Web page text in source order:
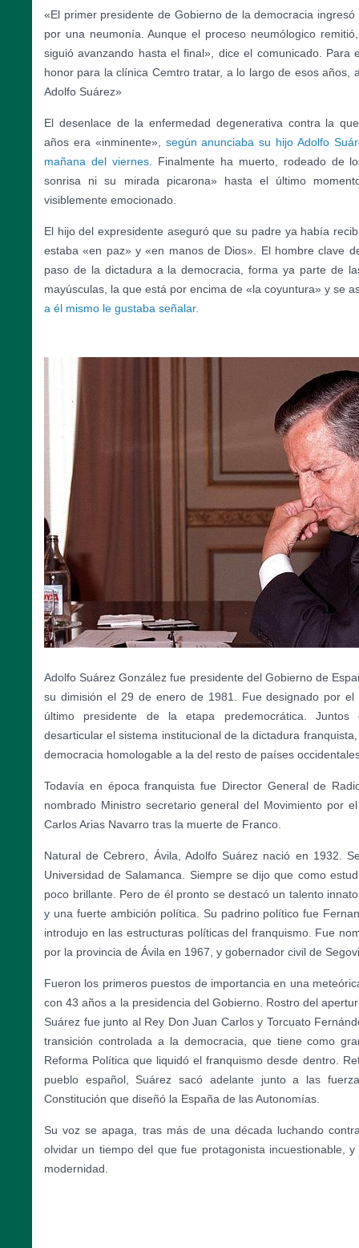
«El primer presidente de Gobierno de la democracia
por una neumonía. Aunque el proceso neumólogico
siguió avanzando hasta el final», dice el comunicado. Para
honor para la clínica Cemtro tratar, a lo largo de esos años,
Adolfo Suárez»
El desenlace de la enfermedad degenerativa contra la
años era «inminente», según anunciaba su hijo Adolfo
mañana del viernes. Finalmente ha muerto, rodeado de
sonrisa ni su mirada picarona» hasta el último
visiblemente emocionado.
El hijo del expresidente aseguró que su padre ya había
estaba «en paz» y «en manos de Dios». El hombre clave
paso de la dictadura a la democracia, forma ya parte de
mayúsculas, la que está por encima de «la coyuntura» y se
a él mismo le gustaba señalar.
Adolfo Suárez González fue presidente del Gobierno de
su dimisión el 29 de enero de 1981. Fue designado por el
último presidente de la etapa predemocrática.
desarticular el sistema institucional de la dictadura
democracia homologable a la del resto de países
Todavía en época franquista fue Director General de
nombrado Ministro secretario general del Movimiento por
Carlos Arias Navarro tras la muerte de Franco.
Natural de Cebrero, Ávila, Adolfo Suárez nació en 1932.
Universidad de Salamanca. Siempre se dijo que como
poco brillante. Pero de él pronto se destacó un talento
y una fuerte ambición política. Su padrino político fue
introdujo en las estructuras políticas del franquismo. Fue
por la provincia de Ávila en 1967, y gobernador civil de
Fueron los primeros puestos de importancia en una
con 43 años a la presidencia del Gobierno. Rostro del
Suárez fue junto al Rey Don Juan Carlos y Torcuato
transición controlada a la democracia, que tiene como
Reforma Política que liquidó el franquismo desde dentro.
pueblo español, Suárez sacó adelante junto a las
Constitución que diseñó la España de las Autonomías.
Su voz se apaga, tras más de una década luchando
olvidar un tiempo del que fue protagonista incuestionable,
modernidad.